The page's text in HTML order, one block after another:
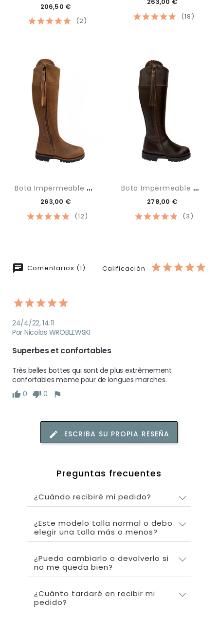
(2)
206,50 €
(18)
(12)
B
Ota Impermeable Tan
263,00 €
(3)
B
Ota Impermeable Maxi
278,00 €
Comentarios (1) Calificación
24/4/22, 14:11
Por Nicolas WROBLEWSKI
Superbes et confortables
Très belles bottes qui sont de plus extrêmement
confortables meme pour de longues marches.
0
0
ESCRIBA SU PROPIA RESEÑA
Preguntas frecuentes
¿Cuándo recibiré mi pedido?
¿Este modelo talla normal o debo
elegir una talla más o menos?
¿Puedo cambiarlo o devolverlo si
no me queda bien?
¿Cuánto tardaré en recibir mi
pedido?